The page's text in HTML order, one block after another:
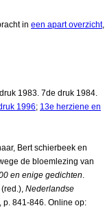
in een apart overzicht,
1983. 7de druk 1984.
1996; 13e herziene en
Bert schierbeek en
de bloemlezing van
en enige gedichten.
Nederlandse
p. 841-846. Online op: